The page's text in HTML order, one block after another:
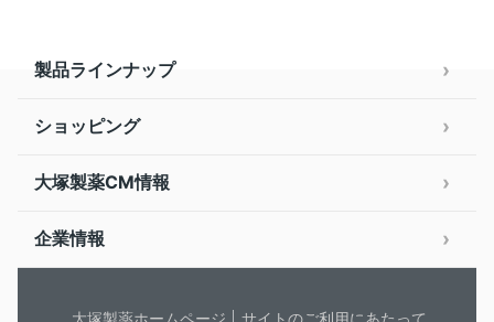
製品ラインナップ
ショッピング
大塚製薬CM情報
企業情報